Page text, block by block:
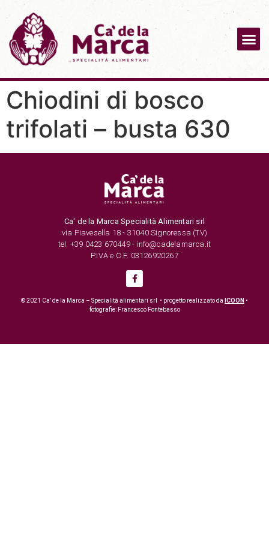
Chiodini di bosco
trifolati – busta 630
Ca' de la Marca Specialità Alimentari srl
via Piavesella 18 - 31040 Signoressa (TV)
tel. +39 0423 670449 - info@cadelamarca.it
P.IVA e C.F. 03126920267
© 2021 Ca’ de la Marca – Specialità alimentari srl • progetto realizzato da ICOON •
fotografie: Francesco Fontebasso